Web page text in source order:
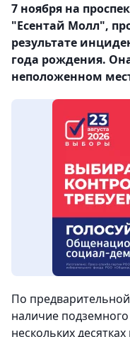
7 ноября на
"Есентай Молл",
результате
года рождения.
неположенном
По
наличие
нескольких